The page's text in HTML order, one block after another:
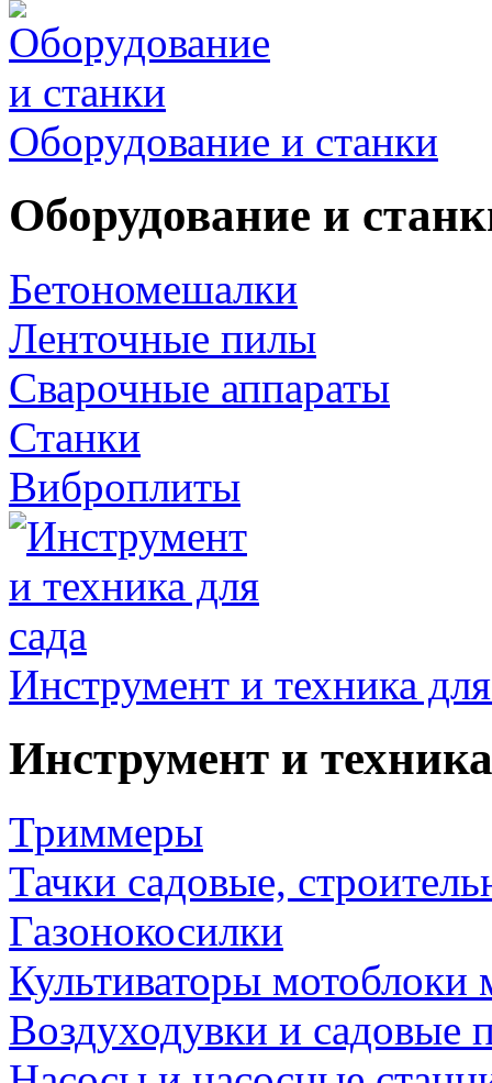
Оборудование и станки
Оборудование и
Бетономешалки
Ленточные пилы
Сварочные аппараты
Станки
Виброплиты
Инструмент и техника
Инструмент и
Триммеры
Тачки садовые,
Газонокосилки
Культиваторы мотоблоки
Воздуходувки и садовые